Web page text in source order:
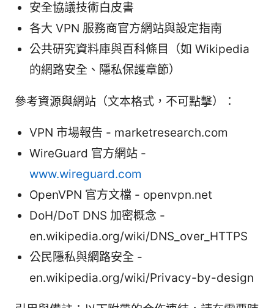
安全協議技術白皮書
各大 VPN 服務商官方網站與設定指南
公共研究資料庫與百科條目（如 Wikipedia
的網路安全、隱私保護章節）
參考資源與網站（文本格式，不可點擊）：
VPN 市場報告 - marketresearch.com
WireGuard 官方網站 -
www.wireguard.com
OpenVPN 官方文檔 - openvpn.net
DoH/DoT DNS 加密概念 -
en.wikipedia.org/wiki/DNS_over_HTTPS
公民隱私與網路安全 -
en.wikipedia.org/wiki/Privacy-by-design